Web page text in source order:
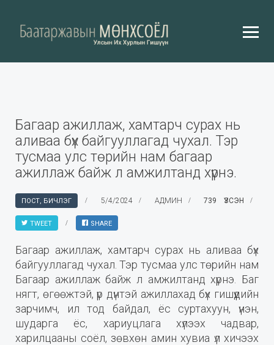
Багаар ажиллаж, хамтарч сурах нь
аливаа бүх байгууллагад чухал. Тэр
тусмаа улс төрийн нам багаар
ажиллаж байж л амжилтанд хүрнэ.
ПОСТ, БИЧЛЭГ 5/4/2024 АДМИН 739 ҮЗСЭН
TWEET SHARE
Багаар ажиллаж, хамтарч сурах нь аливаа бүх
байгууллагад чухал. Тэр тусмаа улс төрийн нам
Багаар ажиллаж байж л амжилтанд хүрнэ. Баг
нягт, өгөөжтэй, үр дүнтэй ажиллахад бүх гишүүдийн
зарчимч, ил тод байдал, ёс суртахуун, үнэн,
шударга ёс, хариуцлага хүлээх чадвар,
харилцааны соёл, зөвхөн амин хувиа үл хичээх